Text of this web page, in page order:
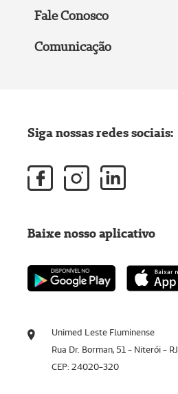
Fale Conosco
Comunicação
Unimed Leste Fluminense
Rua Dr. Borman, 51 - Niterói - RJ
CEP: 24020-320
Siga nossas redes sociais:
Baixe nosso aplicativo